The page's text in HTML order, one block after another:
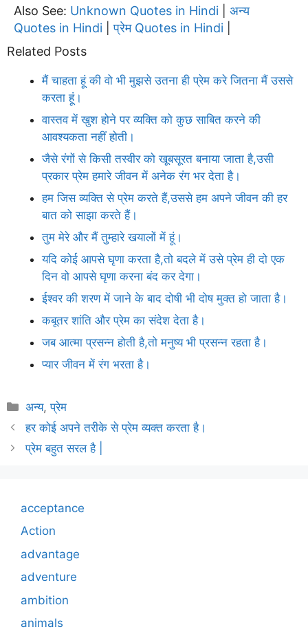
Also See: Unknown Quotes in Hindi
अन्य
Quotes in Hindi |प्रेम Quotes in Hindi
Related Posts
मैं चाहता हूं की वो भी मुझसे उतना ही प्रेम करे जितना मैं उससे
करता हूं।
वास्तव में खुश होने पर व्यक्ति को कुछ साबित करने की
आवश्यकता नहीं होती।
जैसे रंगों से किसी तस्वीर को खूबसूरत बनाया जाता है,उसी
प्रकार प्रेम हमारे जीवन में अनेक रंग भर देता है।
हम जिस व्यक्ति से प्रेम करते हैं,उससे हम अपने जीवन की हर
बात को साझा करते हैं।
तुम मेरे और मैं तुम्हारे खयालों में हूं।
यदि कोई आपसे घृणा करता है,तो बदले में उसे प्रेम ही दो एक
दिन वो आपसे घृणा करना बंद कर देगा।
ईश्वर की शरण में जाने के बाद दोषी भी दोष मुक्त हो जाता है।
कबूतर शांति और प्रेम का संदेश देता है।
जब आत्मा प्रसन्न होती है,तो मनुष्य भी प्रसन्न रहता है।
प्यार जीवन में रंग भरता है।
Categories
अन्य,प्रेम
हर कोई अपने तरीके से प्रेम व्यक्त करता है।
प्रेम बहुत सरल है |
acceptance
Action
advantage
adventure
ambition
animals